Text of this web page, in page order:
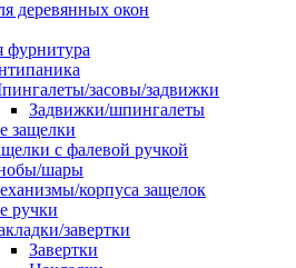
деревянных окон
фурнитура
засовы/задвижки
Задвижки/шпингалеты
защелки
с фалевой ручкой
шары
корпуса защелок
ручки
завертки
Завертки